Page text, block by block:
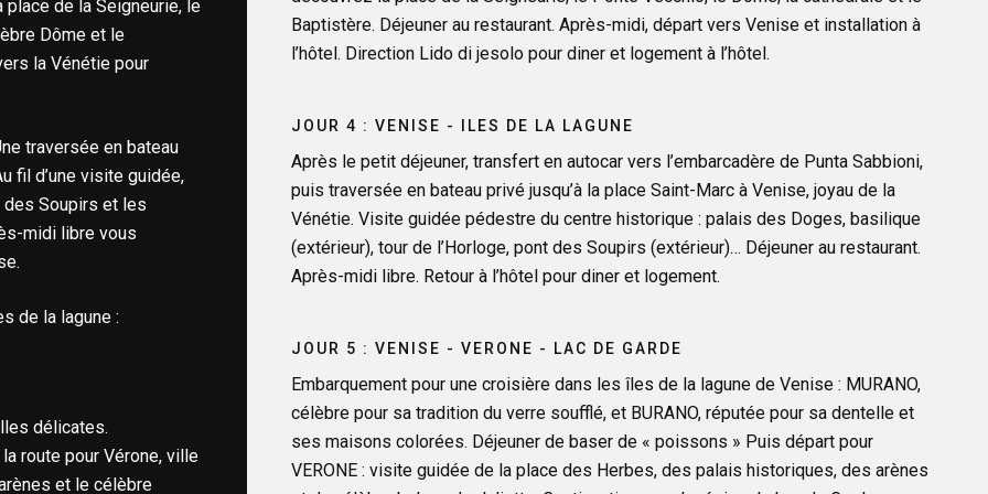
de la Seigneurie, le
Dôme et le
la Vénétie pour
traversée en bateau
fil d’une visite guidée,
Soupirs et les
midi libre vous
de la lagune :
délicates.
route pour Vérone, ville
et le célèbre
Baptistère. Déjeuner au restaurant. Après-midi, départ vers Venise et installation à
l’hôtel. Direction Lido di jesolo pour diner et logement à l’hôtel.
JOUR 4 : VENISE - ILES DE LA LAGUNE
Après le petit déjeuner, transfert en autocar vers l’embarcadère de Punta Sabbioni,
puis traversée en bateau privé jusqu’à la place Saint-Marc à Venise, joyau de la
Vénétie. Visite guidée pédestre du centre historique : palais des Doges, basilique
(extérieur), tour de l’Horloge, pont des Soupirs (extérieur)… Déjeuner au restaurant.
Après-midi libre. Retour à l’hôtel pour diner et logement.
JOUR 5 : VENISE - VERONE - LAC DE GARDE
Embarquement pour une croisière dans les îles de la lagune de Venise : MURANO,
célèbre pour sa tradition du verre soufflé, et BURANO, réputée pour sa dentelle et
ses maisons colorées. Déjeuner de baser de « poissons » Puis départ pour
VERONE : visite guidée de la place des Herbes, des palais historiques, des arènes